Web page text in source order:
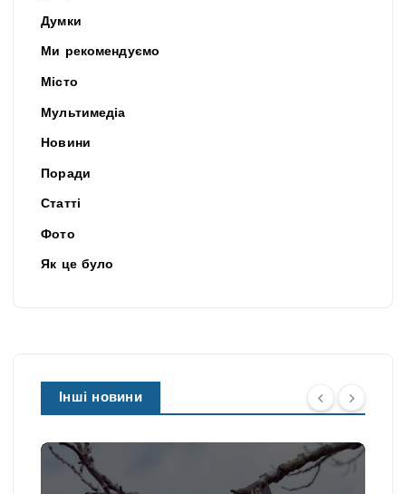
Думки
Ми рекомендуємо
Місто
Мультимедіа
Новини
Поради
Статті
Фото
Як це було
Інші новини